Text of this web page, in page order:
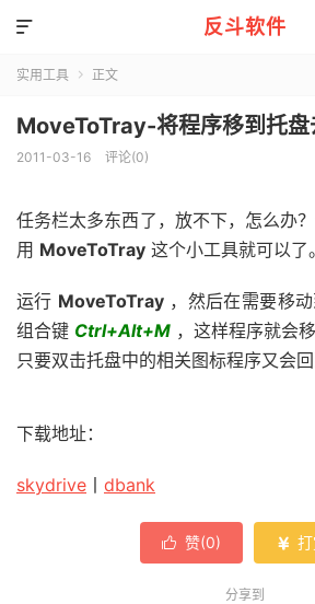
反斗软件

实用工具  正文
MoveToTray-将程序移到托盘
2011-03-16 评论(0)
任务栏太多东西了，放不下，怎么办
用 MoveToTray 这个小工具就可以了。
运行 MoveToTray ，然后在需要移
组合键 Ctrl+Alt+M ，这样程序就会
只要双击托盘中的相关图标程序又会回
下载地址：
skydrive dbank
 赞(0) 
分享到